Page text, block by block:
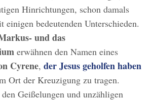
Hinrichtungen, schon damals
einigen bedeutenden Unterschieden.
und das
erwähnen den Namen eines
Cyrene, der Jesus geholfen haben
Ort der Kreuzigung zu tragen.
Geißelungen und unzähligen